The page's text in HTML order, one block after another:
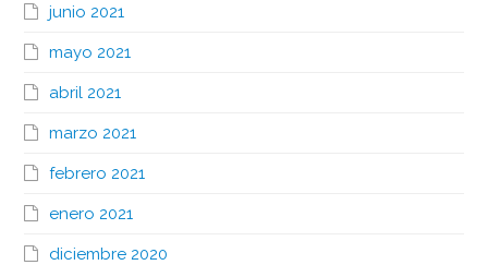
junio 2021
mayo 2021
abril 2021
marzo 2021
febrero 2021
enero 2021
diciembre 2020